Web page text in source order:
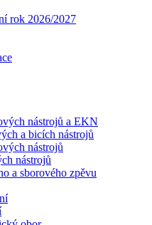
rok 2026/2027
nástrojů a EKN
a bicích nástrojů
nástrojů
nástrojů
a sborového zpěvu